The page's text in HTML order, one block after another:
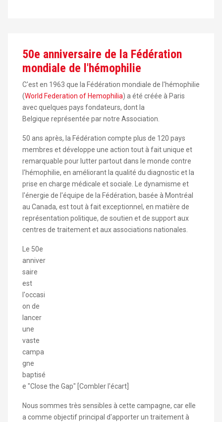
50e anniversaire de la Fédération
mondiale de l'hémophilie
C'est en 1963 que la Fédération mondiale de l'hémophilie
(World Federation of Hemophilia) a été créée à Paris
avec quelques pays fondateurs, dont la
Belgique représentée par notre Association.
50 ans après, la Fédération compte plus de 120 pays
membres et développe une action tout à fait unique et
remarquable pour lutter partout dans le monde contre
l'hémophilie, en améliorant la qualité du diagnostic et la
prise en charge médicale et sociale. Le dynamisme et
l'énergie de l'équipe de la Fédération, basée à Montréal
au Canada, est tout à fait exceptionnel, en matière de
représentation politique, de soutien et de support aux
centres de traitement et aux associations nationales.
Le 50e
anniver
saire
est
l'occasi
on de
lancer
une
vaste
campa
gne
baptisé
e "Close the Gap" [Combler l'écart]
Nous sommes très sensibles à cette campagne, car elle
a comme objectif principal d'apporter un traitement à